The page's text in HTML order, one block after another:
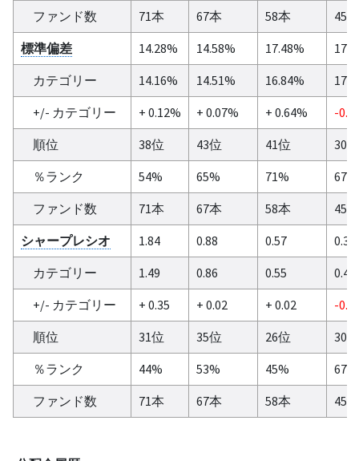
ファンド数
71本 67本 58本
45本
標準偏差
14.28% 14.58% 17.48%
カテゴリー
14.16% 14.51% 16.84%
+/- カテゴリー
+ 0.12% + 0.07% + 0.64%
-
順位
38位 43位 41位
30位
％ランク
54% 65% 71%
67%
ファンド数
71本 67本 58本
45本
シャープレシオ
1.84 0.88 0.57
0.38
カテゴリー
1.49 0.86 0.55
0.44
+/- カテゴリー
+ 0.35 + 0.02 + 0.02
-
順位
31位 35位 26位
30位
％ランク
44% 53% 45%
67%
ファンド数
71本 67本 58本 45本